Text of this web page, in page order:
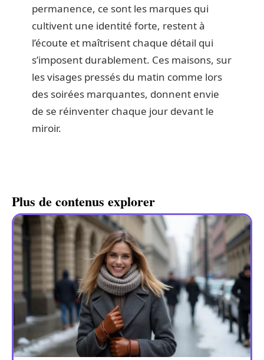
permanence, ce sont les marques qui
cultivent une identité forte, restent à
l’écoute et maîtrisent chaque détail qui
s’imposent durablement. Ces maisons, sur
les visages pressés du matin comme lors
des soirées marquantes, donnent envie
de se réinventer chaque jour devant le
miroir.
Plus de contenus explorer